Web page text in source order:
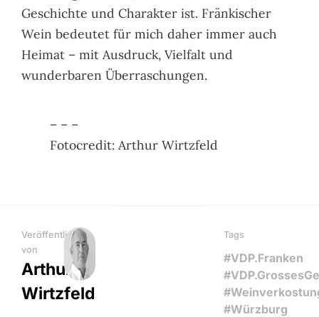
Geschichte und Charakter ist. Fränkischer
Wein bedeutet für mich daher immer auch
Heimat – mit Ausdruck, Vielfalt und
wunderbaren Überraschungen.
– – –
Fotocredit: Arthur Wirtzfeld
Veröffentlicht
von
Arthur
Wirtzfeld
Tags
#VDP.Franken
#Würzburg